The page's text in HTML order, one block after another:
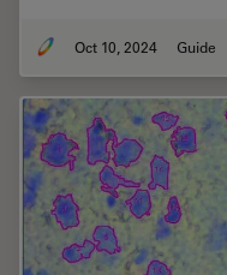
Oct 10, 2024 Guide